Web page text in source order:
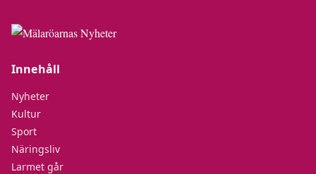
Innehåll
Nyheter
Kultur
Sport
Näringsliv
Larmet går